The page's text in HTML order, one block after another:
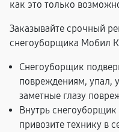
как это только
Заказывайте срочный
снегоуборщика Мобил
Снегоуборщик
повреждениям, упал,
заметные глазу
Внутрь
привозите технику в